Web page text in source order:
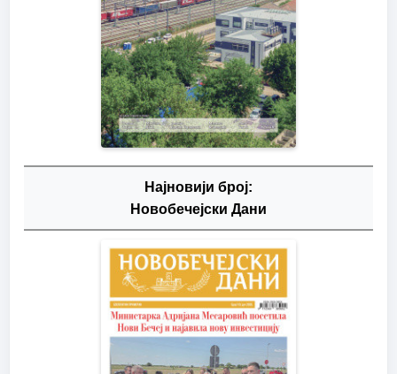
Најновији број:
Новобечејски Дани